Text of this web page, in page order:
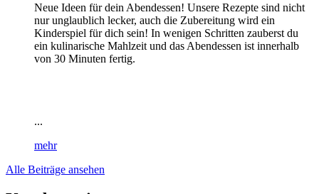
Neue Ideen für dein Abendessen! Unsere Rezepte sind nicht
nur unglaublich lecker, auch die Zubereitung wird ein
Kinderspiel für dich sein! In wenigen Schritten zauberst du
ein kulinarische Mahlzeit und das Abendessen ist innerhalb
von 30 Minuten fertig.
...
mehr
Alle Beiträge ansehen